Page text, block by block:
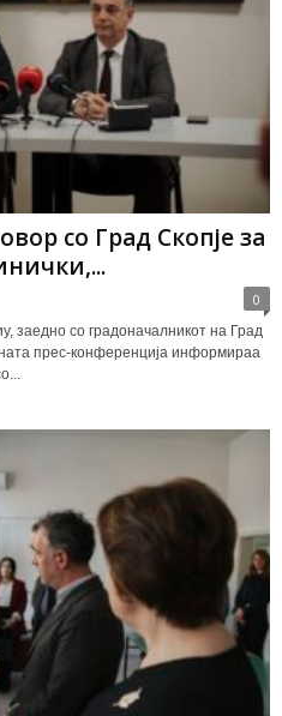
со Град Скопје за
0
заедно со градоначалникот на Град
прес-конференција информираа